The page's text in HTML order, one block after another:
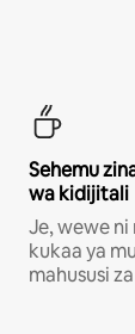
Sehemu
wa kidijitali
Je, wewe ni
kukaa ya
mahususi